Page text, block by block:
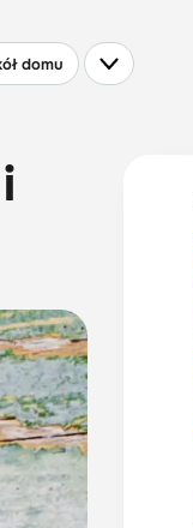
domu